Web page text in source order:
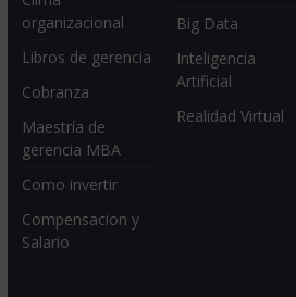
organizacional
Libros de gerencia
Cobranza
Maestría de
gerencia MBA
Como invertir
Compensacion y
Salario
Big Data
Inteligencia
Artificial
Realidad Virtual